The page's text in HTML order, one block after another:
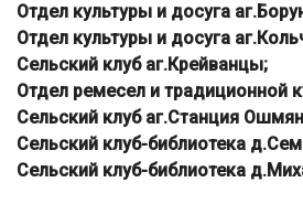
Отдел культуры и досуга
Отдел культуры и досуга
Сельский клуб аг.Крейванцы;
Отдел ремесел и традиционной
Сельский клуб аг.Станция
Сельский клуб-библиотека
Сельский клуб-библиотека